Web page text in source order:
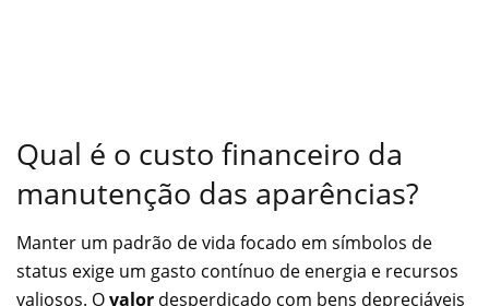
Qual é o custo financeiro da
manutenção das aparências?
Manter um padrão de vida focado em símbolos de
status exige um gasto contínuo de energia e recursos
valiosos. Ovalor desperdiçado com bens depreciáveis